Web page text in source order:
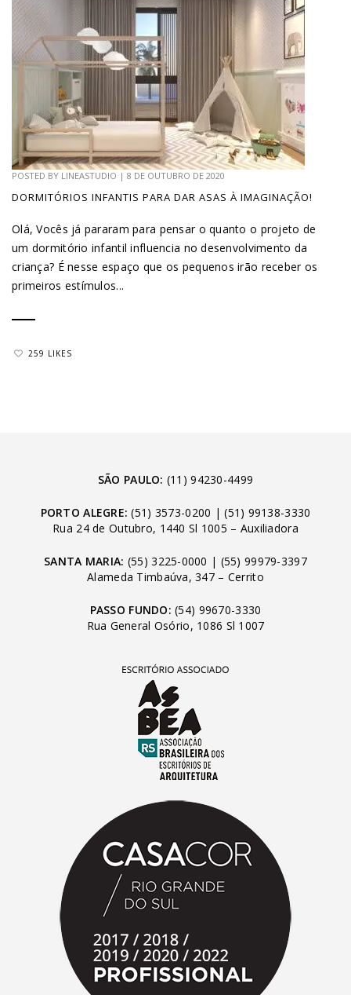
POSTED BY LINEASTUDIO | 8 DE OUTUBRO DE 2020
DORMITÓRIOS INFANTIS PARA DAR ASAS À IMAGINAÇÃO!
Olá, Vocês já pararam para pensar o quanto o projeto de
um dormitório infantil influencia no desenvolvimento da
criança? É nesse espaço que os pequenos irão receber os
primeiros estímulos...
259 LIKES
SÃO PAULO: (11) 94230-4499
PORTO ALEGRE: (51) 3573-0200 |(51) 99138-3330
Rua 24 de Outubro, 1440 Sl 1005 – Auxiliadora
SANTA MARIA: (55) 3225-0000 | (55) 99979-3397
Alameda Timbaúva, 347 – Cerrito
PASSO FUNDO: (54) 99670-3330
Rua General Osório, 1086 Sl 1007